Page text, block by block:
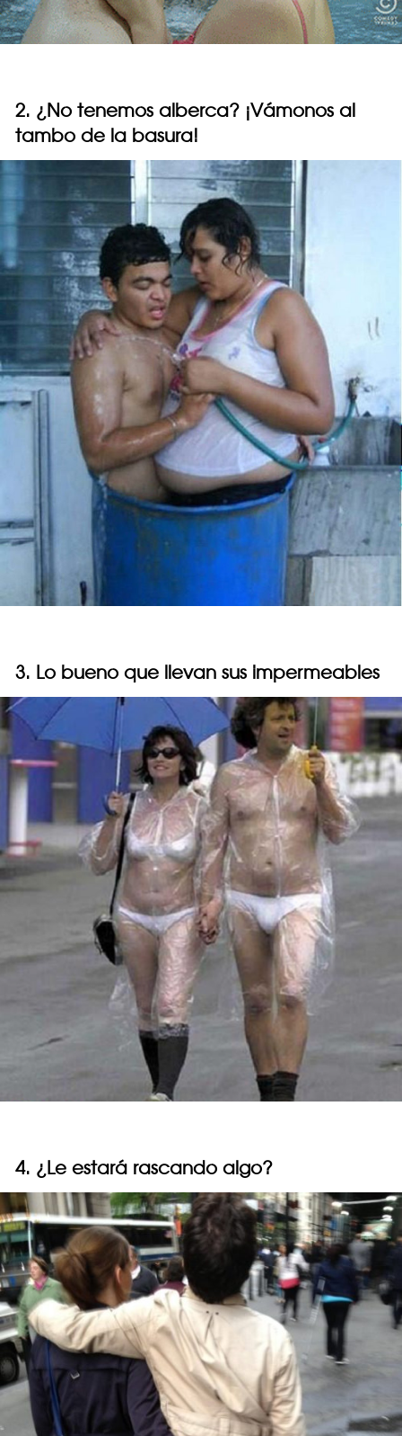
2. ¿No tenemos alberca? ¡Vámonos al
tambo de la basura!
3. Lo bueno que llevan sus impermeables
4. ¿Le estará rascando algo?